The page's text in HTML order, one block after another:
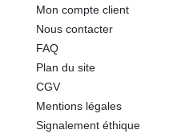
Mon compte client
Nous contacter
FAQ
Plan du site
CGV
Mentions légales
Signalement éthique